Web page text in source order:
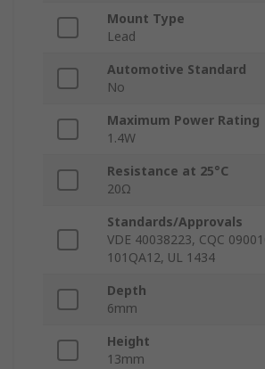
Mount Type
Lead
Automotive Standard
No
Maximum Power Rating
1.4W
Resistance at 25°C
20Ω
Standards/Approvals
VDE 40038223, CQC
101QA12, UL 1434
Depth
6mm
Height
13mm